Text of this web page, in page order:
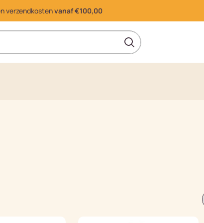
verzendkostenvanaf €100,00